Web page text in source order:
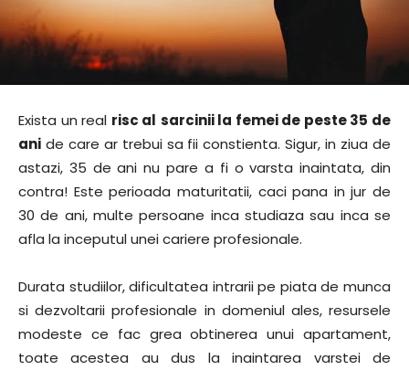
Exista un real risc al sarcinii la femei de peste 35 de
ani de care ar trebui sa fii constienta. Sigur, in ziua de
astazi, 35 de ani nu pare a fi o varsta inaintata, din
contra! Este perioada maturitatii, caci pana in jur de
30 de ani, multe persoane inca studiaza sau inca se
afla la inceputul unei cariere profesionale.
Durata studiilor, dificultatea intrarii pe piata de munca
si dezvoltarii profesionale in domeniul ales, resursele
modeste ce fac grea obtinerea unui apartament,
toate acestea au dus la inaintarea varstei de